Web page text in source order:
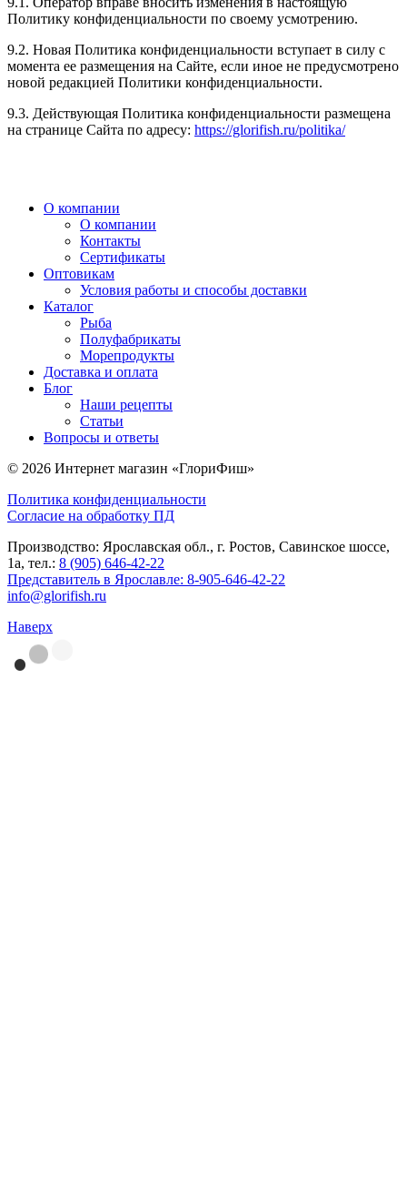
Политику конфиденциальности по своему усмотрению.
9.2. Новая Политика конфиденциальности вступает в силу с
момента ее размещения на Сайте, если иное не предусмотрено
новой редакцией Политики конфиденциальности.
9.3. Действующая Политика конфиденциальности размещена
на странице Сайта по адресу: https://glorifish.ru/politika/
О компании
О компании
Контакты
Сертификаты
Оптовикам
Условия работы и способы доставки
Каталог
Рыба
Полуфабрикаты
Морепродукты
Доставка и оплата
Блог
Наши рецепты
Статьи
Вопросы и ответы
© 2026 Интернет магазин «ГлориФиш»
Политика конфиденциальности
Согласие на обработку ПД
Производство: Ярославская обл., г. Ростов, Савинское шоссе,
1а, тел.: 8 (905) 646-42-22
Представитель в Ярославле: 8-905-646-42-22
info@glorifish.ru
Наверх